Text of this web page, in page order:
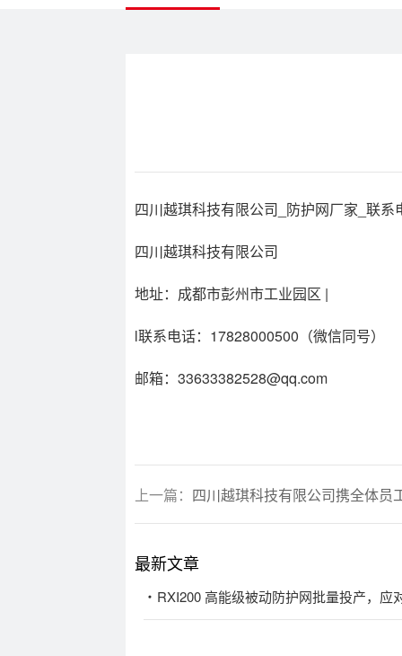
四川越琪科技有限公司_防护网厂家_联
四川越琪科技有限公司
地址：成都市彭州市工业园区 |
l联系电话：17828000500（微信同号）
邮箱：33633382528@qq.com
上一篇： 四川越琪科技有限公司携全体员
最新文章
RXI200 高能级被动防护网批量投产，应